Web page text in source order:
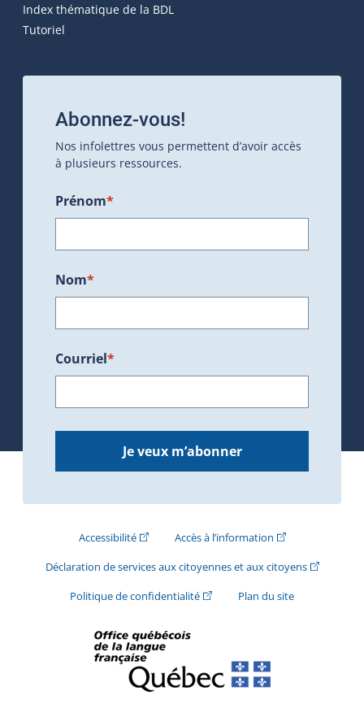
Index thématique de la BDL
Tutoriel
Abonnez-vous!
Nos infolettres vous permettent d’avoir accès
à plusieurs ressources.
Prénom*
Nom*
Courriel*
Je veux m’abonner
Accessibilité(Cet hyperlien externe s'ouvrira dans une
Accès à l’information(Cet hyperlien
Déclaration de services aux citoyennes et aux citoyens(Cet
Politique de confidentialité(Cet hyperlien externe s'ouvrira
Plan du site